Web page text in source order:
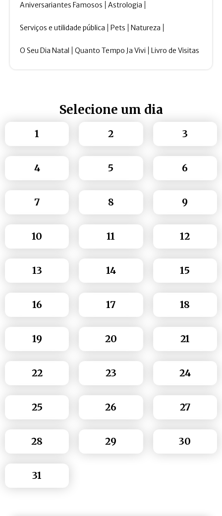
Aniversariantes Famosos Astrologia
Serviços e utilidade pública Pets Natureza
O Seu Dia Natal Quanto Tempo Ja Vivi Livro de Visitas
Selecione um dia
1 2 3
4 5 6
7 8 9
10 11 12
13 14 15
16 17 18
19 20 21
22 23 24
25 26 27
28 29 30
31